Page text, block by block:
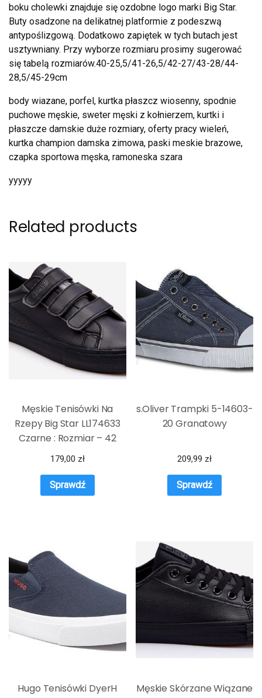
boku cholewki znajduje się ozdobne logo marki Big Star.
Buty osadzone na delikatnej platformie z podeszwą
antypoślizgową. Dodatkowo zapiętek w tych butach jest
usztywniany. Przy wyborze rozmiaru prosimy sugerować
się tabelą rozmiarów.40-25,5/41-26,5/42-27/43-28/44-
28,5/45-29cm
body wiazane, porfel, kurtka płaszcz wiosenny, spodnie
puchowe męskie, sweter męski z kołnierzem, kurtki i
płaszcze damskie duże rozmiary, oferty pracy wieleń,
kurtka champion damska zimowa, paski meskie brazowe,
czapka sportowa męska, ramoneska szara
yyyyy
Related products
Męskie Tenisówki Na
Rzepy Big Star LL174633
Czarne : Rozmiar – 42
179,00 zł
Sprawdź
s.Oliver Trampki 5-14603-
20 Granatowy
209,99 zł
Sprawdź
Hugo Tenisówki DyerH
Męskie Skórzane Wiązane